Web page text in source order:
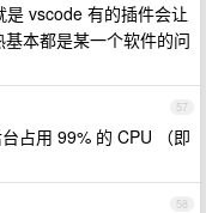
vscode 有的插件会让
本都是某一个软件的问
57
占用 99% 的 CPU （即
58